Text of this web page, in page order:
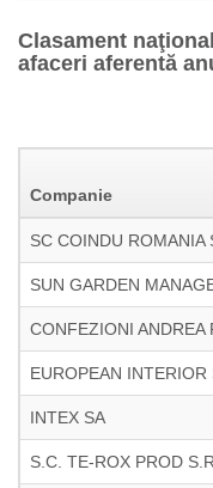
Clasament
afaceri aferentă
Companie
SC COINDU ROMANIA
SUN GARDEN
CONFEZIONI ANDREA
EUROPEAN INTERIOR
INTEX SA
S.C. TE-ROX PROD